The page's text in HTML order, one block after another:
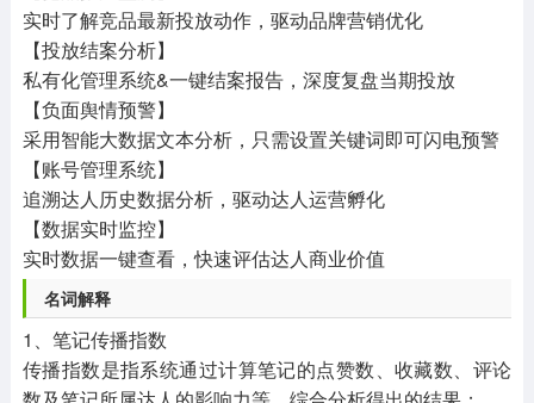
实时了解竞品最新投放动作，驱动品牌营销优化
【投放结案分析】
私有化管理系统&一键结案报告，深度复盘当期投放
【负面舆情预警】
采用智能大数据文本分析，只需设置关键词即可闪电预警
【账号管理系统】
追溯达人历史数据分析，驱动达人运营孵化
【数据实时监控】
实时数据一键查看，快速评估达人商业价值
名词解释
1、笔记传播指数
传播指数是指系统通过计算笔记的点赞数、收藏数、评论